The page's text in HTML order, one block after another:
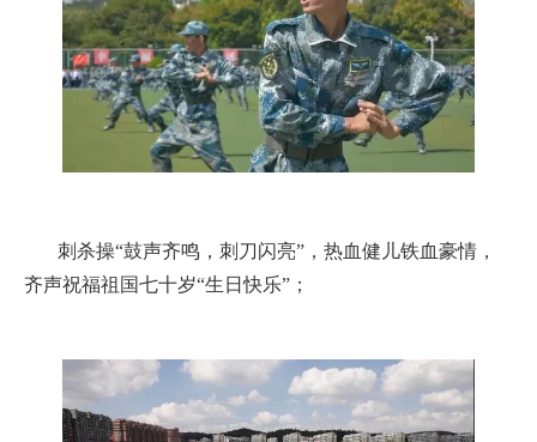
刺杀操“鼓声齐鸣，刺刀闪亮”，热血健儿铁血豪情，
齐声祝福祖国七十岁“生日快乐”；